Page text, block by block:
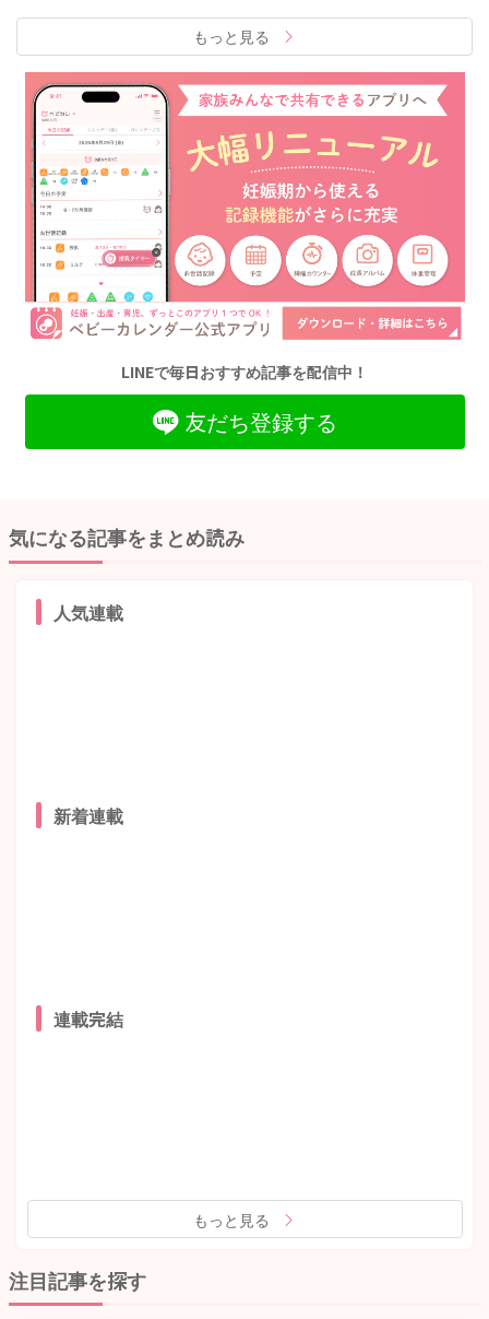
もっと見る
LINEで毎日おすすめ記事を配信中！
友だち登録する
気になる記事をまとめ読み
人気連載
新着連載
連載完結
もっと見る
注目記事を探す